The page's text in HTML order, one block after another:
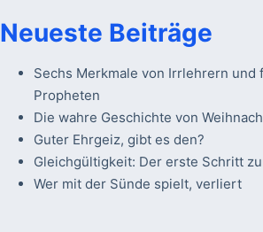
Neueste Beiträge
Sechs Merkmale von Irrlehrern und
Propheten
Die wahre Geschichte von
Guter Ehrgeiz, gibt es den?
Gleichgültigkeit: Der erste Schritt
Wer mit der Sünde spielt, verliert